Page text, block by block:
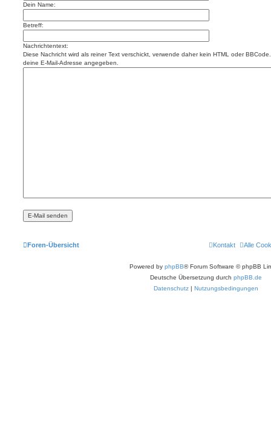
Dein Name:
Betreff:
Nachrichtentext:
Diese Nachricht wird als reiner Text verschickt, verwende daher kein HTML oder
deine E-Mail-Adresse angegeben.
Foren-Übersicht Alle
Kontakt
Powered by phpBB® Forum Software © phpBB
Deutsche Übersetzung durch phpBB.de
Datenschutz | Nutzungsbedingungen